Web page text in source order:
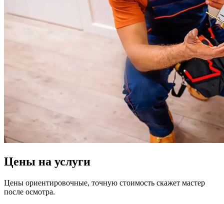
Цены на услуги
Цены ориентировочные, точную стоимость скажет мастер
после осмотра.